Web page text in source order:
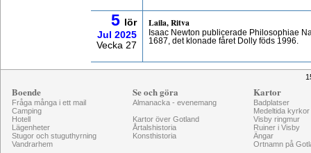
5
lör
Jul 2025
Vecka 27
Laila, Ritva
Isaac Newton publicerade Philosophiae
1687, det klonade fåret Dolly föds 1996.
Boende
Fråga många i ett mail
Camping
Hotell
Lägenheter
Stugor och stuguthyrning
Vandrarhem
Se och göra
Almanacka - evenemang
Kartor över Gotland
Årtalshistoria
Konsthistoria
Kartor
Badplatser
Medeltida kyrkor
Visby ringmur
Ruiner i Visby
Ängar
Ortnamn på